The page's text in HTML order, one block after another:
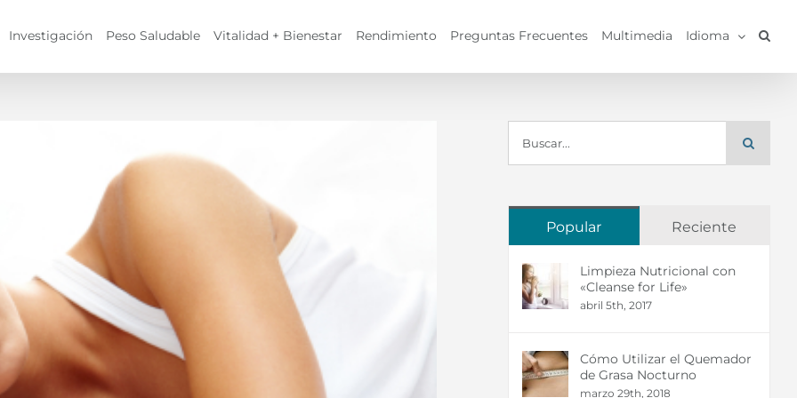
Investigación Peso Saludable Vitalidad + Bienestar Rendimiento Preguntas Frecuentes Multimedia Idioma
Popular Reciente
Limpieza Nutricional con
«Cleanse for Life»
abril 5th, 2017
Cómo Utilizar el Quemador
de Grasa Nocturno
marzo 29th, 2018